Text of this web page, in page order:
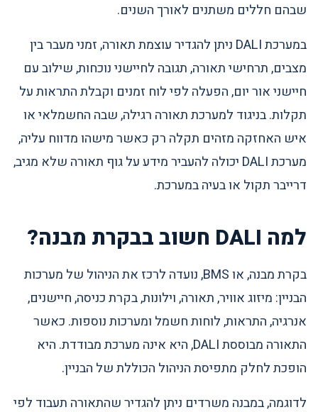
שבהם חללים משתנים לאורך השנים.
במערכת DALI ניתן להגדיר עוצמת תאורה, זמני מעבר בין
מצבים, תרחישי תאורה, תגובה לחיישני נוכחות, שילוב עם
חיישני אור יום, הפעלה לפי לוח זמנים וקבלת התראות על
תקלות. בניגוד למערכת תאורה רגילה, שבה החשמלאי או
איש האחזקה מזהים תקלה רק כאשר מישהו מדווח עליה,
מערכת DALI יכולה להעביר מידע על גוף תאורה שלא מגיב,
דרייבר תקול או בעיה במערכת.
למה DALI חשוב בבקרת מבנה?
בקרת מבנה, או BMS, נועדה לרכז את הניהול של מערכות
הבניין: מיזוג אוויר, תאורה, וילונות, בקרת כניסה, חיישנים,
אנרגיה, התראות, לוחות חשמל ומערכות נוספות. כאשר
התאורה מבוססת DALI, היא אינה מערכת מבודדת. היא
הופכת לחלק מתפיסת הניהול הכוללת של הבניין.
לדוגמה, במבנה משרדים ניתן להגדיר שהתאורה תעבוד לפי